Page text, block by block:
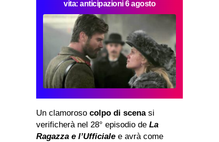
vita: anticipazioni 6 agosto
Un clamoroso colpo di scenasi
verificherà nel 28° episodio de La
Ragazza e l’Ufficiale e avrà come